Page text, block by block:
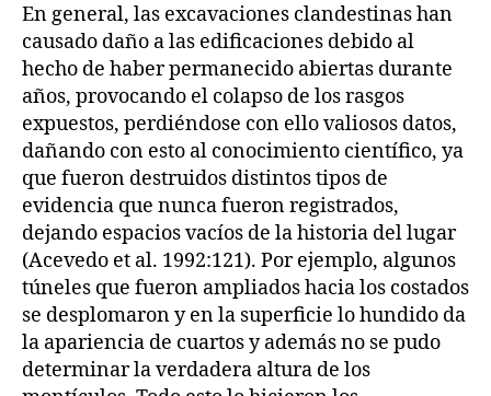
En general, las excavaciones clandestinas han
causado daño a las edificaciones debido al
hecho de haber permanecido abiertas durante
años, provocando el colapso de los rasgos
expuestos, perdiéndose con ello valiosos datos,
dañando con esto al conocimiento científico, ya
que fueron destruidos distintos tipos de
evidencia que nunca fueron registrados,
dejando espacios vacíos de la historia del lugar
(Acevedo et al. 1992:121). Por ejemplo, algunos
túneles que fueron ampliados hacia los costados
se desplomaron y en la superficie lo hundido da
la apariencia de cuartos y además no se pudo
determinar la verdadera altura de los